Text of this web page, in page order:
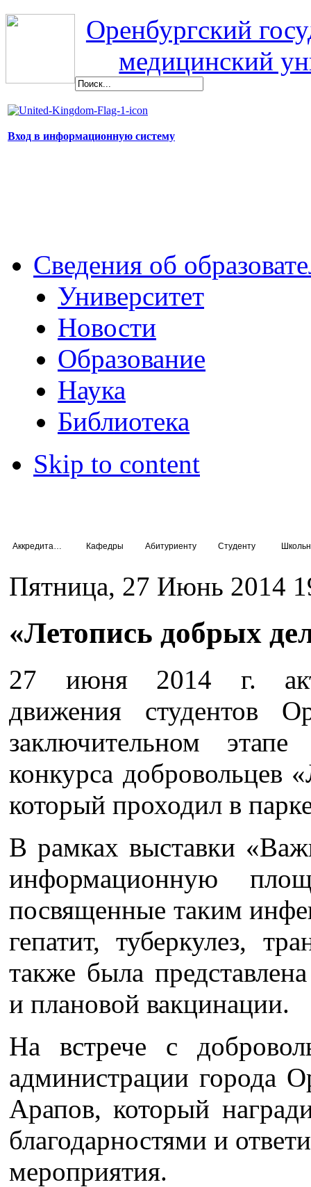
Оренбургский
медицинский
Вход в информационную систему
Сведения об
Университет
Новости
Образование
Наука
Библиотека
Skip to content
Кафедры Абитуриенту Студенту
Пятница, 27 Июнь 2014
«Летопись добрых
27 июня 2014 г.
движения студентов
заключительном
конкурса добровольцев
который проходил в
В рамках выставки
информационную
посвященные таким
гепатит, туберкулез,
также была
и плановой вакцинации.
На встрече с
администрации города
Арапов, который
благодарностями и
мероприятия.